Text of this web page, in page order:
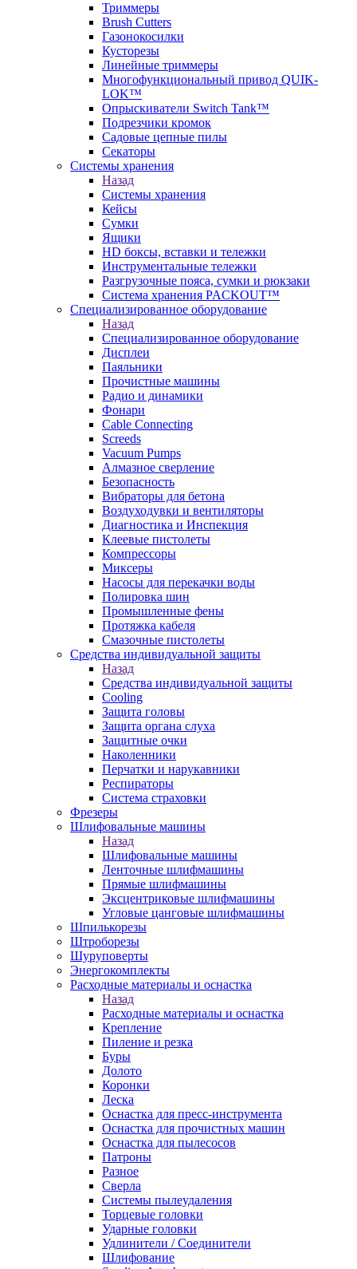
Триммеры
Brush Cutters
Газонокосилки
Кусторезы
Линейные триммеры
Многофункциональный привод QUIK-
LOK™
Опрыскиватели Switch Tank™
Подрезчики кромок
Садовые цепные пилы
Секаторы
Системы хранения
Назад
Системы хранения
Кейсы
Сумки
Ящики
HD боксы, вставки и тележки
Инструментальные тележки
Разгрузочные пояса, сумки и рюкзаки
Система хранения PACKOUT™
Специализированное оборудование
Назад
Специализированное оборудование
Дисплеи
Паяльники
Прочистные машины
Радио и динамики
Фонари
Cable Connecting
Screeds
Vacuum Pumps
Алмазное сверление
Безопасность
Вибраторы для бетона
Воздуходувки и вентиляторы
Диагностика и Инспекция
Клеевые пистолеты
Компрессоры
Миксеры
Насосы для перекачки воды
Полировка шин
Промышленные фены
Протяжка кабеля
Смазочные пистолеты
Средства индивидуальной защиты
Назад
Средства индивидуальной защиты
Cooling
Защита головы
Защита органа слуха
Защитные очки
Наколенники
Перчатки и нарукавники
Респираторы
Система страховки
Фрезеры
Шлифовальные машины
Назад
Шлифовальные машины
Ленточные шлифмашины
Прямые шлифмашины
Эксцентриковые шлифмашины
Угловые цанговые шлифмашины
Шпилькорезы
Штроборезы
Шуруповерты
Энергокомплекты
Расходные материалы и оснастка
Назад
Расходные материалы и оснастка
Крепление
Пиление и резка
Буры
Долото
Коронки
Леска
Оснастка для пресс-инструмента
Оснастка для прочистных машин
Оснастка для пылесосов
Патроны
Разное
Сверла
Системы пылеудаления
Торцевые головки
Ударные головки
Удлинители / Соединители
Шлифование